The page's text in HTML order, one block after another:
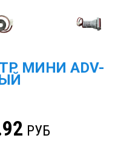
МИНИ ADV-
РУБ